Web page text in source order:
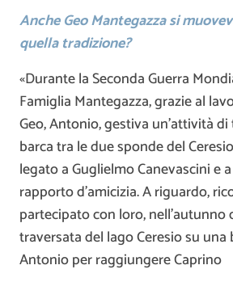
Anche Geo Mantegazza si
quella tradizione?
«Durante la Seconda Guerra
Famiglia Mantegazza, grazie al
Geo, Antonio, gestiva un’attività
barca tra le due sponde del
legato a Guglielmo Canevascini e
rapporto d’amicizia. A riguardo,
partecipato con loro, nell’autunno
traversata del lago Ceresio su
Antonio per raggiungere Caprino